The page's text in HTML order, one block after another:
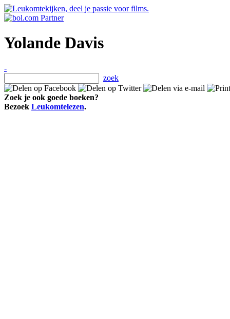
Yolande Davis
-
zoek
Zoek je ook goede boeken?
Bezoek Leukomtelezen.